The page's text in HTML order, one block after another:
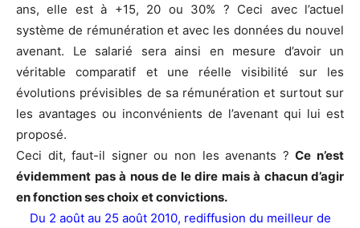
ans, elle est à +15, 20 ou 30% ? Ceci avec l’actuel
système de rémunération et avec les données du nouvel
avenant. Le salarié sera ainsi en mesure d’avoir un
véritable comparatif et une réelle visibilité sur les
évolutions prévisibles de sa rémunération et surtout sur
les avantages ou inconvénients de l’avenant qui lui est
proposé.
Ceci dit, faut-il signer ou non les avenants ?Ce n’est
évidemment pas à nous de le dire mais à chacun d’agir
en fonction ses choix et convictions.
Du 2 août au 25 août 2010, rediffusion du meilleur de